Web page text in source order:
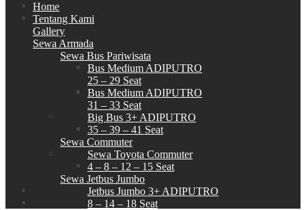
Home
Tentang Kami
Gallery
Sewa Armada
Sewa Bus Pariwisata
Bus Medium ADIPUTRO
25 – 29 Seat
Bus Medium ADIPUTRO
31 – 33 Seat
Big Bus 3+ ADIPUTRO
35 – 39 – 41 Seat
Sewa Commuter
Sewa Toyota Commuter
4 – 8 – 12 – 15 Seat
Sewa Jetbus Jumbo
Jetbus Jumbo 3+ ADIPUTRO
8 – 14 – 18 Seat